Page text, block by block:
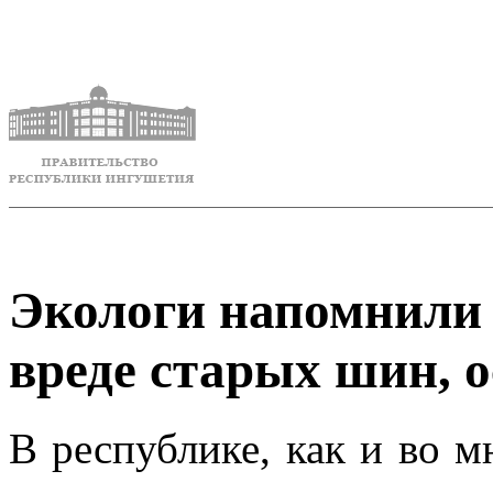
Экологи
вреде старых шин,
В республике, как и во